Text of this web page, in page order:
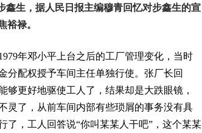
生，据人民日报主编穆青回忆对步鑫生的宣
禄。
年邓小平上台之后的工厂管理变化，当时
分配权授予车间主任单独行使。张厂长回
更好地驱使工人了，结果却是大跌眼镜，
灵了，从前车间内部有些琐屑的事务没有具
了，工人回答说“你叫某某人干吧”，这个某某